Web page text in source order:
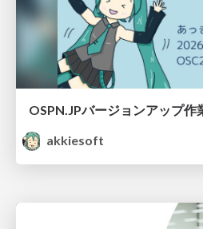
akkiesoft